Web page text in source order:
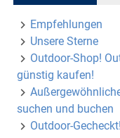
Empfehlungen
Unsere Sterne
Outdoor-Shop!
günstig kaufen!
suchen und buchen
Outdoor-Gecheckt!